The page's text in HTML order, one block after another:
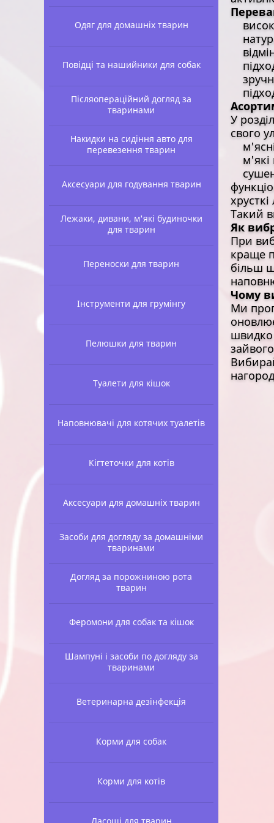
Одяг для домашніх тварин
Повідці та нашийники для собак
Післяопераційний догляд за
тваринами
Накидки на сидіння авто для
перевезення тварин
Аксесуари для годування тварин
Лежаки, дивани, м'які будиночки
для тварин
Переноски для тварин
Інструменти для грумінгу
Пелюшки для тварин
Туалети для кішок
Наповнювачі для котячих туалетів
Кігтеточки для котів
Аксесуари для домашніх тварин
Засоби для догляду за домашніми
тваринами
Догляд за порожниною рота
тварин
Феромони для собак та кішок
Шампуні і засоби по догляду за
тваринами
Ветеринарна дезінфекція
Корми для собак
Корми для котів
У
свого
м'які
Такий
Як
При
краще
більш
Чому
Ми
швидко